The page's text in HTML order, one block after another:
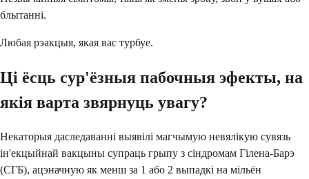
блытанні.
Любая рэакцыя, якая вас турбуе.
Ці ёсць сур'ёзныя пабочныя эфекты, на
якія варта звярнуць увагу?
Некаторыя даследаванні выявілі магчымую невялікую сувязь
ін'екцыйнай вакцыны супраць грыпу з сіндромам Гілена-Барэ
(СГБ), ацэначную як менш за 1 або 2 выпадкі на мільён